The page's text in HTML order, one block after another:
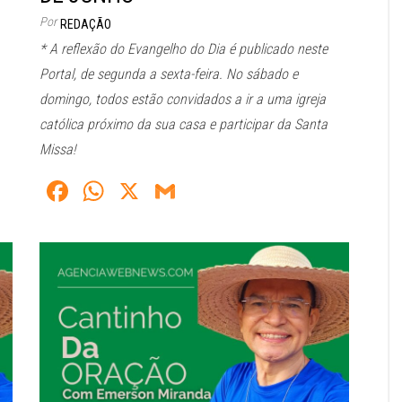
Por REDAÇÃO
* A reflexão do Evangelho do Dia é publicado neste
Portal, de segunda a sexta-feira. No sábado e
domingo, todos estão convidados a ir a uma igreja
católica próximo da sua casa e participar da Santa
Missa!
Fa
bo
ok
W
ts
A
pp
X
ail